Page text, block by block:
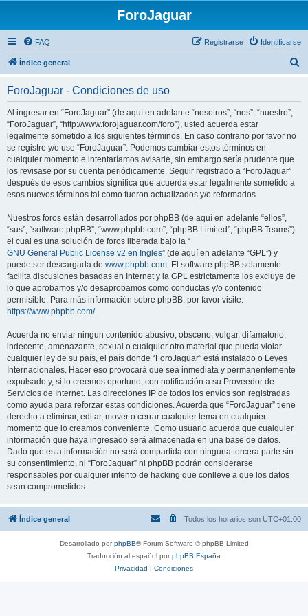
ForoJaguar
FAQ Identificarse
Registrarse
Índice general
ForoJaguar - Condiciones de uso
Al ingresar en “ForoJaguar” (de aquí en adelante “nosotros”, “nos”, “nuestro”,
“ForoJaguar”, “http://www.forojaguar.com/foro”), usted acuerda estar
legalmente sometido a los siguientes términos. En caso contrario por favor no
se registre y/o use “ForoJaguar”. Podemos cambiar estos términos en
cualquier momento e intentaríamos avisarle, sin embargo sería prudente que
los revisase por su cuenta periódicamente. Seguir registrado a “ForoJaguar”
después de esos cambios significa que acuerda estar legalmente sometido a
esos nuevos términos tal como fueron actualizados y/o reformados.
Nuestros foros están desarrollados por phpBB (de aquí en adelante “ellos”,
“sus”, “software phpBB”, “www.phpbb.com”, “phpBB Limited”, “phpBB Teams”)
el cual es una solución de foros liberada bajo la “
GNU General Public License v2 en Ingles” (de aquí en adelante “GPL”) y
puede ser descargada de www.phpbb.com. El software phpBB solamente
facilita discusiones basadas en Internet y la GPL estrictamente los excluye de
lo que aprobamos y/o desaprobamos como conductas y/o contenido
permisible. Para más información sobre phpBB, por favor visite:
https://www.phpbb.com/.
Acuerda no enviar ningun contenido abusivo, obsceno, vulgar, difamatorio,
indecente, amenazante, sexual o cualquier otro material que pueda violar
cualquier ley de su país, el país donde “ForoJaguar” está instalado o Leyes
Internacionales. Hacer eso provocará que sea inmediata y permanentemente
expulsado y, si lo creemos oportuno, con notificación a su Proveedor de
Servicios de Internet. Las direcciones IP de todos los envíos son registradas
como ayuda para reforzar estas condiciones. Acuerda que “ForoJaguar” tiene
derecho a eliminar, editar, mover o cerrar cualquier tema en cualquier
momento que lo creamos conveniente. Como usuario acuerda que cualquier
información que haya ingresado será almacenada en una base de datos.
Dado que esta información no será compartida con ninguna tercera parte sin
su consentimiento, ni “ForoJaguar” ni phpBB podrán considerarse
responsables por cualquier intento de hacking que conlleve a que los datos
sean comprometidos.
Índice general Todos los horarios son UTC+01:00
Desarrollado porphpBB® Forum Software © phpBB Limited
Traducción al español porphpBB España
Privacidad | Condiciones